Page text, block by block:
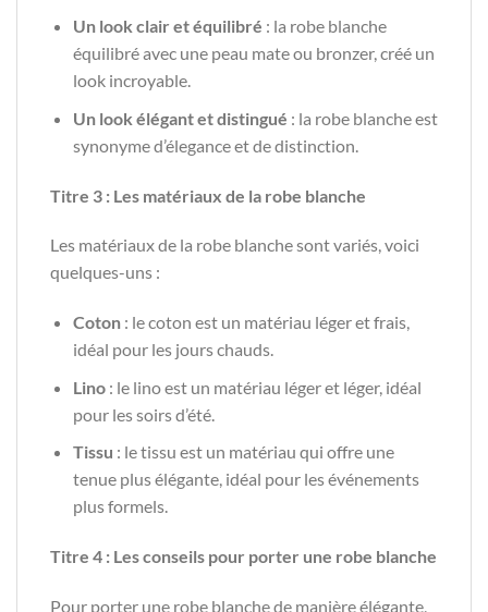
Un look clair et équilibré : la robe blanche
équilibré avec une peau mate ou bronzer, créé un
look incroyable.
Un look élégant et distingué : la robe blanche est
synonyme d’élegance et de distinction.
Titre 3 : Les matériaux de la robe blanche
Les matériaux de la robe blanche sont variés, voici
quelques-uns :
Coton: le coton est un matériau léger et frais,
idéal pour les jours chauds.
Lino: le lino est un matériau léger et léger, idéal
pour les soirs d’été.
Tissu : le tissu est un matériau qui offre une
tenue plus élégante, idéal pour les événements
plus formels.
Titre 4 : Les conseils pour porter une robe blanche
Pour porter une robe blanche de manière élégante,